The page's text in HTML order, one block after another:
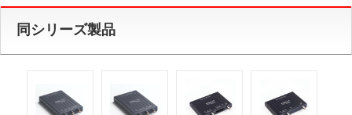
同シリーズ製品